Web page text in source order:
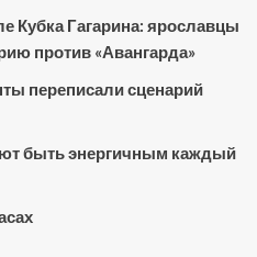
Кубка Гагарина: ярославцы
против «Авангарда»
переписали сценарий
быть энергичным каждый